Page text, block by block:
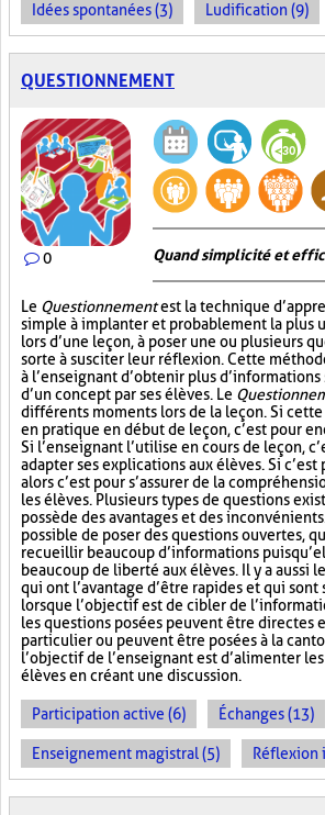
Idées spontanées (3) Ludification (9)
QUESTIONNEMENT
0 Quand simplicité et
Le Questionnementest la technique
simple à implanter et probablement la plus
lors d’une leçon, à poser une ou plusieurs
sorte à susciter leur réflexion. Cette
à l’enseignant d’obtenir plus
d’un concept par ses élèves. Le
différents moments lors de la leçon. Si
en pratique en début de leçon, c’est pour
Si l’enseignant l’utilise en cours de leçon,
adapter ses explications aux élèves. Si
alors c’est pour s’assurer de la
les élèves. Plusieurs types de questions
possède des avantages et des
possible de poser des questions ouvertes,
recueillir beaucoup d’informations
beaucoup de liberté aux élèves. Il y a aussi
qui ont l’avantage d’être rapides et qui
lorsque l’objectif est de cibler de
les questions posées peuvent être directes
particulier ou peuvent être posées à la
l’objectif de l’enseignant est d’alimenter
élèves en créant une discussion.
Participation active (6) Échanges (13)
Enseignement magistral (5) Réflexion